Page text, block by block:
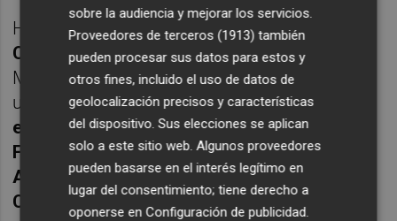
Ha sido a través de lacampaña
Comcéntrico, impulsada por el Consejo
Municipal de Comercio y que supone la
unión de cerca de300 pequeños
establecimientosdelCenit, La Milla, San
Fernando, Centro Comercial Abierto, La
Aljorra, El Algar, Los Belones, La Manga y
Cabo de Palos.
sobre la audiencia y mejorar los servicios.
Proveedores de terceros (1913) también
pueden procesar sus datos para estos y
otros fines, incluido el uso de datos de
geolocalización precisos y características
del dispositivo. Sus elecciones se aplican
solo a este sitio web. Algunos proveedores
pueden basarse en el interés legítimo en
lugar del consentimiento; tiene derecho a
oponerse enConfiguración de publicidad.